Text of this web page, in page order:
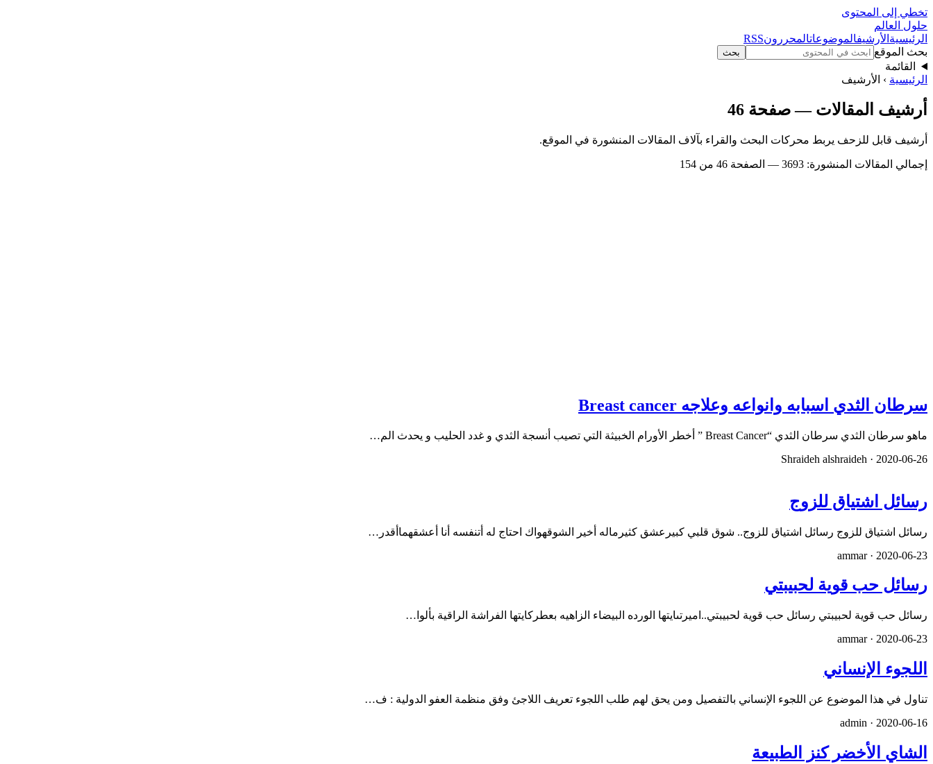
تخطي إلى المحتوى
حلول العالم
الرئيسية الأرشيفالموضوعاتالمحررونRSS
بحث الموقع
بحث
القائمة
الرئيسية › الأرشيف
أرشيف المقالات — صفحة 46
أرشيف قابل للزحف يربط محركات البحث والقراء بآلاف المقالات المنشورة في الموقع.
إجمالي المقالات المنشورة: 3693 — الصفحة 46 من 154
سرطان الثدي اسبابه وانواعه وعلاجه Breast cancer
ماهو سرطان الثدي سرطان الثدي “Breast Cancer ” أخطر الأورام الخبيثة التي تصيب أنسجة الثدي و غدد الحليب و يحدث الم…
Shraideh alshraideh · 2020-06-26
رسائل اشتياق للزوج
رسائل اشتياق للزوج رسائل اشتياق للزوج.. شوق قلبي كبيرعشق كثيرماله أخير الشوقهواك احتاج له أتنفسه أنا أعشقهماأقدر…
ammar · 2020-06-23
رسائل حب قوية لحبيبتي
رسائل حب قوية لحبيبتي رسائل حب قوية لحبيبتي..اميرتىايتها الورده البيضاء الزاهيه بعطركايتها الفراشة الراقية بألوا…
ammar · 2020-06-23
اللجوء الإنساني
تناول في هذا الموضوع عن اللجوء الإنساني بالتفصيل ومن يحق لهم طلب اللجوء تعريف اللاجئ وفق منظمة العفو الدولية : ف…
admin · 2020-06-16
الشاي الأخضر كنز الطبيعة